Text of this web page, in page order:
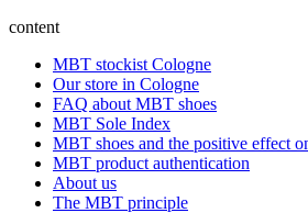
content
MBT stockist Cologne
Our store in Cologne
FAQ about MBT shoes
MBT Sole Index
MBT shoes and the positive effect
MBT product authentication
About us
The MBT principle